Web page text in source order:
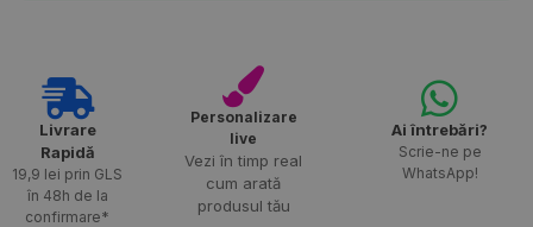
Livrare
Rapidă​
19,9 lei prin GLS
în 48h de la
confirmare*
Personalizare
live
Vezi în timp real
cum arată
produsul tău
Ai întrebări?
Scrie-ne pe
WhatsApp!